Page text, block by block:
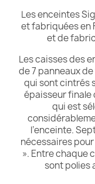
Les enceintes
et fabriquées en
et de
Les caisses des
de 7 panneaux
qui sont cintrés
épaisseur finale
qui est
l’enceinte.
nécessaires
». Entre chaque
sont polies